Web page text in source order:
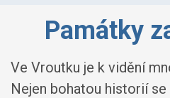
Památky
Ve Vroutku je k vidění
Nejen bohatou historií